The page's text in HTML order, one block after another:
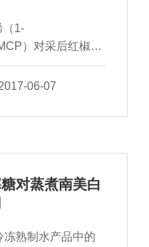
（1-
）对采后红椒质
安红椒为材料，采用
压缩测试结合相关
1-MCP处理均能较
更明显；另外，1-
结合主成分分析的
对红椒的保鲜效果
06-07
对蒸煮南美白
冻熟制水产品中的